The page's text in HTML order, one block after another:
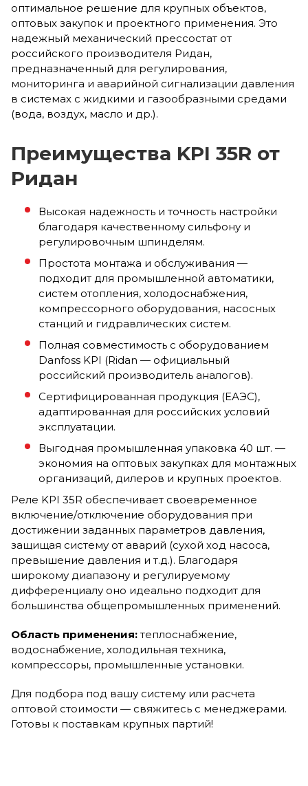
оптимальное решение для крупных объектов,
оптовых закупок и проектного применения. Это
надежный механический прессостат от
российского производителя Ридан,
предназначенный для регулирования,
мониторинга и аварийной сигнализации давления
в системах с жидкими и газообразными средами
(вода, воздух, масло и др.).
Преимущества KPI 35R от
Ридан
Высокая надежность и точность настройки
благодаря качественному сильфону и
регулировочным шпинделям.
Простота монтажа и обслуживания —
подходит для промышленной автоматики,
систем отопления, холодоснабжения,
компрессорного оборудования, насосных
станций и гидравлических систем.
Полная совместимость с оборудованием
Danfoss KPI (Ridan — официальный
российский производитель аналогов).
Сертифицированная продукция (ЕАЭС),
адаптированная для российских условий
эксплуатации.
Выгодная промышленная упаковка 40 шт. —
экономия на оптовых закупках для монтажных
организаций, дилеров и крупных проектов.
Реле KPI 35R обеспечивает своевременное
включение/отключение оборудования при
достижении заданных параметров давления,
защищая систему от аварий (сухой ход насоса,
превышение давления и т.д.). Благодаря
широкому диапазону и регулируемому
дифференциалу оно идеально подходит для
большинства общепромышленных применений.
Область применения:теплоснабжение,
водоснабжение, холодильная техника,
компрессоры, промышленные установки.
Для подбора под вашу систему или расчета
оптовой стоимости — свяжитесь с менеджерами.
Готовы к поставкам крупных партий!